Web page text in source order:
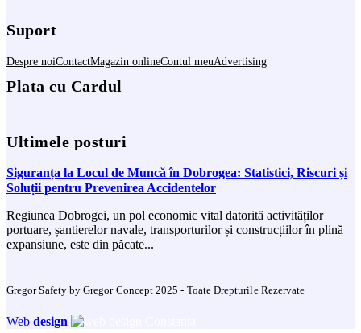
Suport
Despre noiContactMagazin onlineContul meuAdvertising
Plata cu Cardul
Ultimele posturi
Siguranța la Locul de Muncă în Dobrogea: Statistici, Riscuri și
Soluții pentru Prevenirea Accidentelor
Regiunea Dobrogei, un pol economic vital datorită activităților
portuare, șantierelor navale, transporturilor și construcțiilor în plină
expansiune, este din păcate...
Gregor Safety by Gregor Concept 2025 - Toate Drepturile Rezervate
Web design